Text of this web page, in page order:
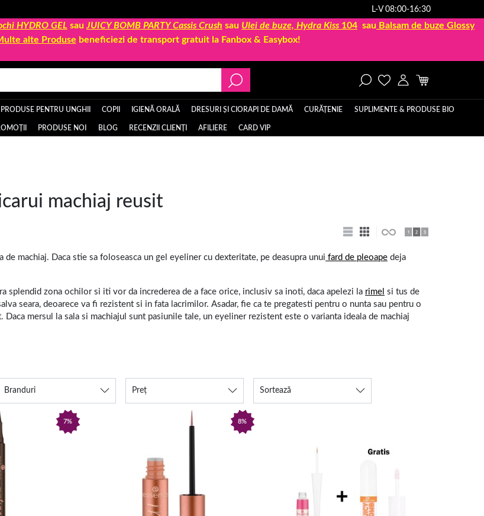
L-V 08:00-16:30
HYDRO GEL sau JUICY BOMB PARTY Cassis Crush sau Ulei de buze, Hydra Kiss 104 sau Balsam de buze Glossy
alte Produse beneficiezi de transport gratuit la Fanbox & Easybox!
PRODUSE PENTRU UNGHII COPII IGIENĂ ORALĂ DRESURI ȘI CIORAPI DE DAMĂ CURĂȚENIE SUPLIMENTE & PRODUSE BIO
PRODUSE NOI BLOG RECENZII CLIENȚI AFILIERE CARD VIP
machiaj reusit
machiaj. Daca stie sa foloseasca un gel eyeliner cu dexteritate, pe deasupra unui fard de pleoape deja
splendid zona ochilor si iti vor da increderea de a face orice, inclusiv sa inoti, daca apelezi la rimel si tus de
seara, deoarece va fi rezistent si in fata lacrimilor. Asadar, fie ca te pregatesti pentru o nunta sau pentru o
mersul la sala si machiajul sunt pasiunile tale, un eyeliner rezistent este o varianta ideala de machiaj
poti cuceri lumea
de tus pentru ochi pe care o aplici, in timp ce un eyeliner carioca te va ajuta la capitolul precizie.
fie potrivita pentru tine, stilul tau de machiaj si tehnica pe care doresti sa o folosesti.
asupra produselor de eyeliner disponibile online, pe 1001cosmetice.ro, unde vei gasi diverse variante de tus
putea incerca si un nou stil de machiaj, mai subtil, trasand linia cu un
Branduri Preț Sortează
7% 8%